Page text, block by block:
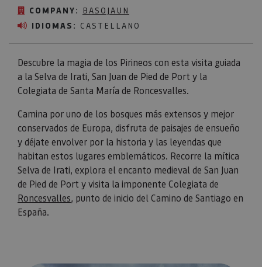
COMPANY: BASOJAUN
IDIOMAS: CASTELLANO
Descubre la magia de los Pirineos con esta visita guiada
a la Selva de Irati, San Juan de Pied de Port y la
Colegiata de Santa María de Roncesvalles.
Camina por uno de los bosques más extensos y mejor
conservados de Europa, disfruta de paisajes de ensueño
y déjate envolver por la historia y las leyendas que
habitan estos lugares emblemáticos. Recorre la mítica
Selva de Irati, explora el encanto medieval de San Juan
de Pied de Port y visita la imponente Colegiata de
Roncesvalles, punto de inicio del Camino de Santiago en
España.